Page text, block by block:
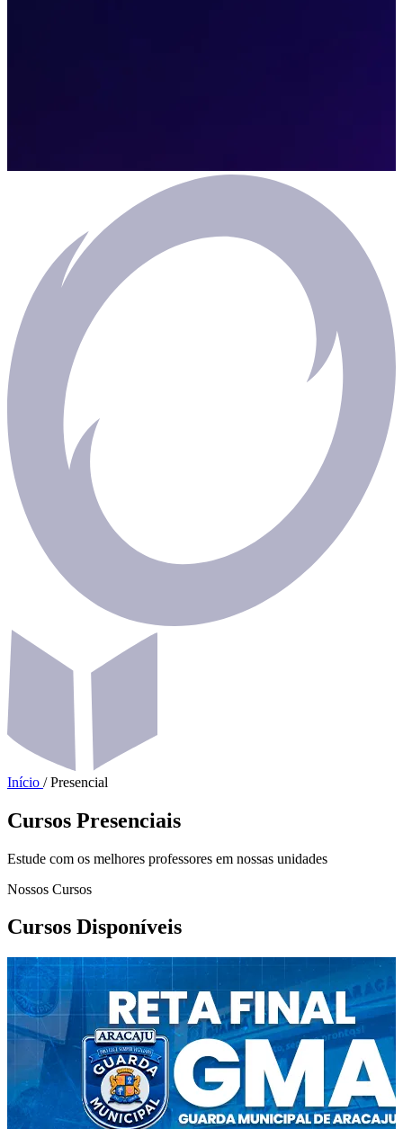
Início / Presencial
Cursos Presenciais
Estude com os melhores professores em nossas unidades
Nossos Cursos
Cursos Disponíveis